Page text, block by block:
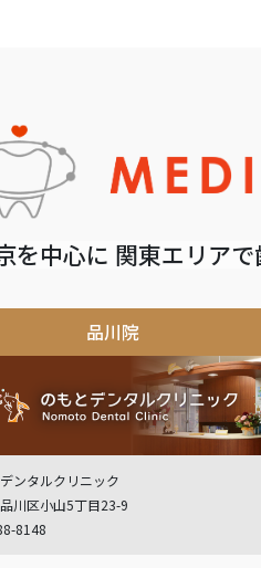
を中心に 関東エリア
品川院
ンタルクリニック
川区小山5丁目23-9
8148